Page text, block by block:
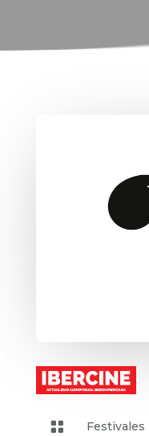
 Festivales